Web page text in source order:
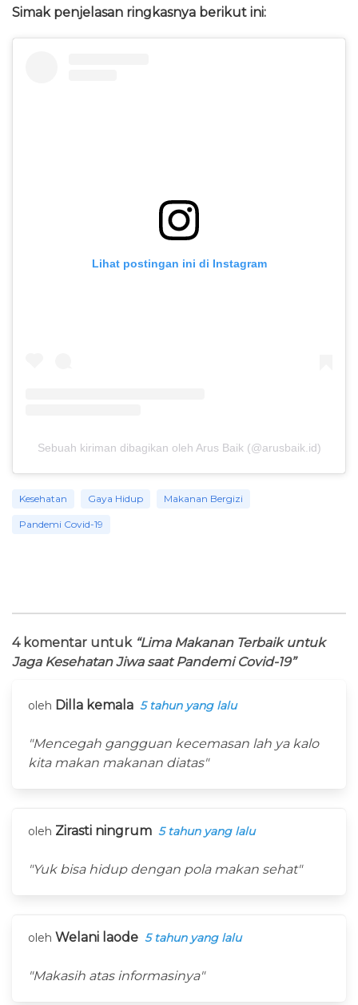
Simak penjelasan ringkasnya berikut ini:
Lihat postingan ini di Instagram
Sebuah kiriman dibagikan oleh Arus Baik (@arusbaik.id)
Kesehatan Gaya Hidup Makanan Bergizi
Pandemi Covid-19
4 komentar untuk “Lima Makanan Terbaik untuk
Jaga Kesehatan Jiwa saat Pandemi Covid-19”
oleh Dilla kemala 5 tahun yang lalu
"Mencegah gangguan kecemasan lah ya kalo
kita makan makanan diatas"
oleh Zirasti ningrum 5 tahun yang lalu
"Yuk bisa hidup dengan pola makan sehat"
oleh Welani laode 5 tahun yang lalu
"Makasih atas informasinya"